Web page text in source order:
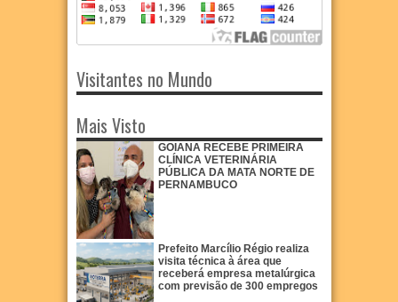
Visitantes no Mundo
Mais Visto
GOIANA RECEBE PRIMEIRA
CLÍNICA VETERINÁRIA
PÚBLICA DA MATA NORTE DE
PERNAMBUCO
Prefeito Marcílio Régio realiza
visita técnica à área que
receberá empresa metalúrgica
com previsão de 300 empregos